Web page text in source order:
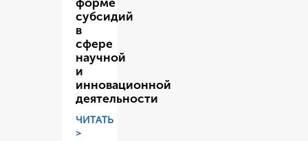
форме
субсидий
в
сфере
научной
и
инновационной
деятельности
ЧИТАТЬ
>